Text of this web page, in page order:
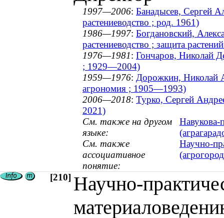
1997—2006: Банадысев, Сергей
растениеводство ; род. 1961)
1986—1997: Богдановский,
растениеводство ; защита
1976—1981: Гончаров, Николай
; 1929—2004)
1959—1976: Дорожкин, Николай
агрономия ; 1905—1993)
2006—2018: Турко, Сергей
2021)
См. также на другом
языке:
Навукова-
См. также
ассоциативное
понятие:
Научно-
[210] Научно-